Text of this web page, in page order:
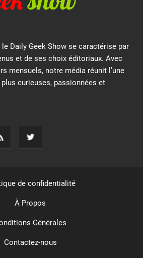
Daily Geek Show se caractérise par
et de ses choix éditoriaux. Avec
mensuels, notre média réunit l’une
curieuses, passionnées et
de confidentialité
À Propos
Générales
Contactez-nous